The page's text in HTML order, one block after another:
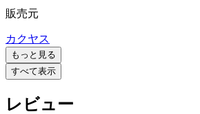
販売元
カクヤス
もっと見る
すべて表示
レビュー